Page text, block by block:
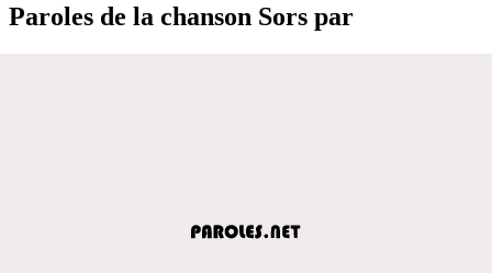
Paroles de la chanson Sors par